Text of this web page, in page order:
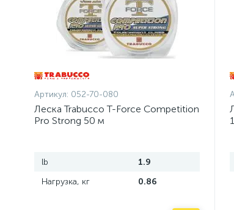
Артикул: 052-70-080
Леска Trabucco T-Force Competition
Pro Strong 50 м
lb
1.9
Нагрузка, кг
0.86